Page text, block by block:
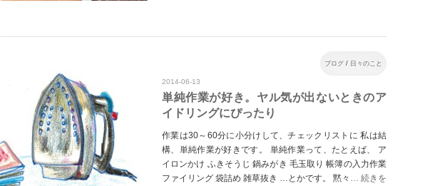
ブログ / 日々のこと
2014-06-13
単純作業が好き。ヤル気が出ないときのア
イドリングにぴったり
作業は30～60分に小分けして、チェックリストに 私は結
構、単純作業が好きです。 単純作業って、たとえば、 ア
イロンかけ ふきそうじ 鍋みがき 毛玉取り 帳簿の入力作業
ファイリング 袋詰め 雑草抜き …とかです。 黙々 … 続きを